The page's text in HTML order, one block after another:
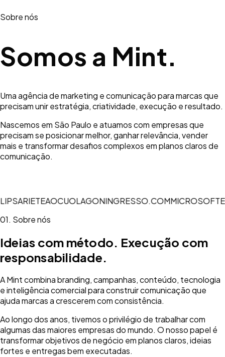
Sobre nós
Somos a Mint.
Uma agência de marketing e comunicação para marcas que
precisam unir estratégia, criatividade, execução e resultado.
Nascemos em São Paulo e atuamos com empresas que
precisam se posicionar melhor, ganhar relevância, vender
mais e transformar desafios complexos em planos claros de
comunicação.
ARIETEAOCUOLAGONINGRESSO.COMMICROSOFT
01. Sobre nós
Ideias com método. Execução com
responsabilidade.
A Mint combina branding, campanhas, conteúdo, tecnologia
e inteligência comercial para construir comunicação que
ajuda marcas a crescerem com consistência.
Ao longo dos anos, tivemos o privilégio de trabalhar com
algumas das maiores empresas do mundo. O nosso papel é
transformar objetivos de negócio em planos claros, ideias
fortes e entregas bem executadas.